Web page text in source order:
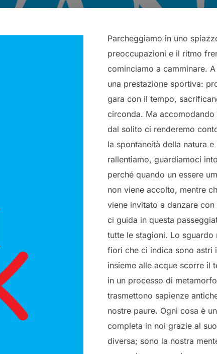
Parcheggiamo in uno
preoccupazioni e il ritmo
cominciamo a camminare.
una prestazione sportiva:
gara con il tempo,
circonda. Ma accomodando
dal solito ci renderemo
la spontaneità della natura
rallentiamo, guardiamoci
perché quando un essere
non viene accolto, mentre
viene invitato a danzare
ci guida in questa
tutte le stagioni. Lo
fiori che ci indica sono astri
insieme alle acque scorre il
in un processo di
trasmettono sapienze
nostre paure. Ogni cosa è
completa in noi grazie al
diversa; sono la nostra